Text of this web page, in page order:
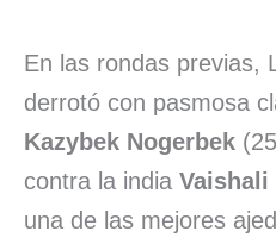
En las rondas previas,
derrotó con pasmosa
Kazybek Nogerbek
contra la india Vaishali
una de las mejores